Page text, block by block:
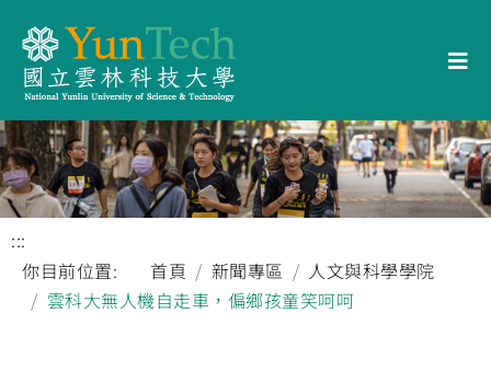
:::
你目前位置:
首頁 新聞專區
人文與科學學院
雲科大無人機自走車，偏鄉孩童笑呵呵